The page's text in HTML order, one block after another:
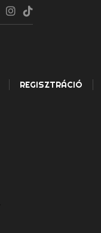
REGISZTRÁCIÓ